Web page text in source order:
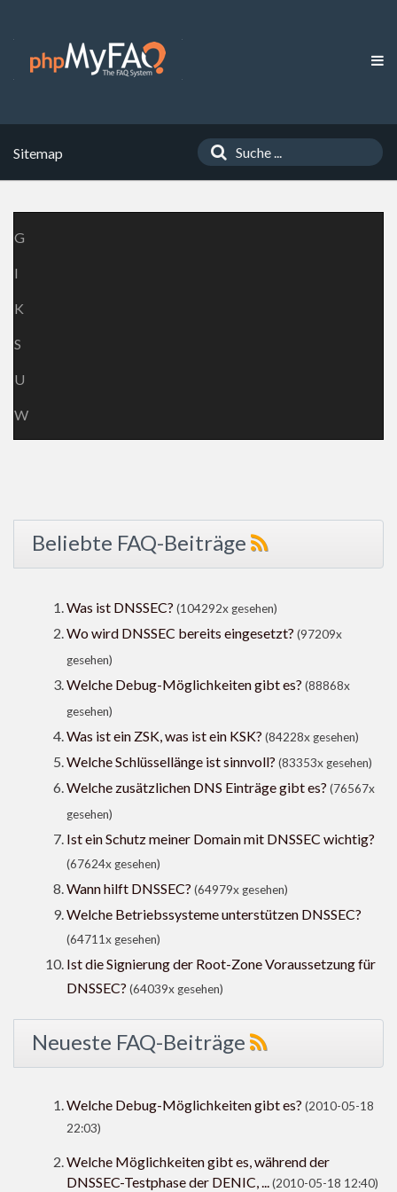
Sitemap
G
I
K
S
U
W
Beliebte FAQ-Beiträge
Was ist DNSSEC? (104292x gesehen)
Wo wird DNSSEC bereits eingesetzt? (97209x
gesehen)
Welche Debug-Möglichkeiten gibt es? (88868x
gesehen)
Was ist ein ZSK, was ist ein KSK? (84228x gesehen)
Welche Schlüssellänge ist sinnvoll? (83353x gesehen)
Welche zusätzlichen DNS Einträge gibt es? (76567x
gesehen)
Ist ein Schutz meiner Domain mit DNSSEC wichtig?
(67624x gesehen)
Wann hilft DNSSEC? (64979x gesehen)
Welche Betriebssysteme unterstützen DNSSEC?
(64711x gesehen)
Ist die Signierung der Root-Zone Voraussetzung für
DNSSEC? (64039x gesehen)
Neueste FAQ-Beiträge
Welche Debug-Möglichkeiten gibt es? (2010-05-18
22:03)
Welche Möglichkeiten gibt es, während der
DNSSEC-Testphase der DENIC, ...(2010-05-18 12:40)